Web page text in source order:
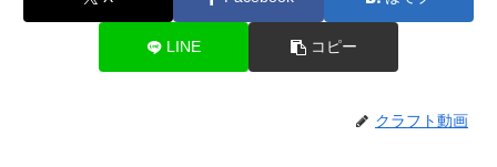
LINE コピー
クラフト動画